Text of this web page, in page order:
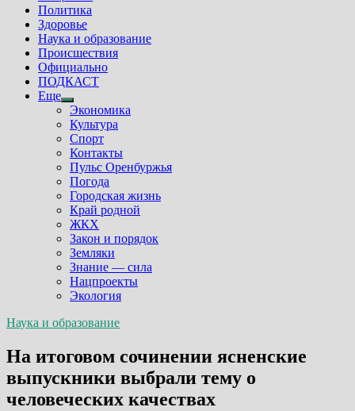
Политика
Здоровье
Наука и образование
Происшествия
Официально
ПОДКАСТ
Еще
Show
sub
menu
Экономика
Культура
Спорт
Контакты
Пульс Оренбуржья
Погода
Городская жизнь
Край родной
ЖКХ
Закон и порядок
Земляки
Знание — сила
Нацпроекты
Экология
Наука и образование
На итоговом сочинении ясненские
выпускники выбрали тему о
человеческих качествах